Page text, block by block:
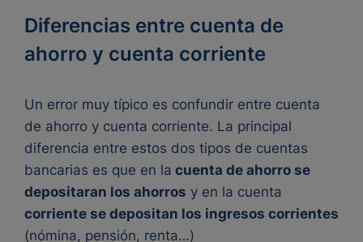
Diferencias entre cuenta de
ahorro y cuenta corriente
Un error muy típico es confundir entre cuenta
de ahorro y cuenta corriente. La principal
diferencia entre estos dos tipos de cuentas
bancarias es que en la cuenta de ahorro se
depositaran los ahorros y en la cuenta
corriente se depositan los ingresos corrientes
(nómina, pensión, renta…)